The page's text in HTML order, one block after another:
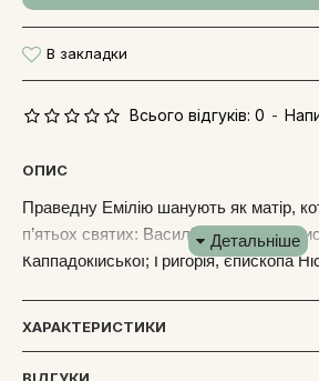
Всього відгуків: 0 -
В закладки
ОПИС
Праведну Емілію шанують як матір,
п’ятьох святих: Василія Великого,
Каппадокійської; Григорія, єпископа
Ікона святої Емілії символізує
ХАРАКТЕРИСТИКИ
ВІДГУКИ